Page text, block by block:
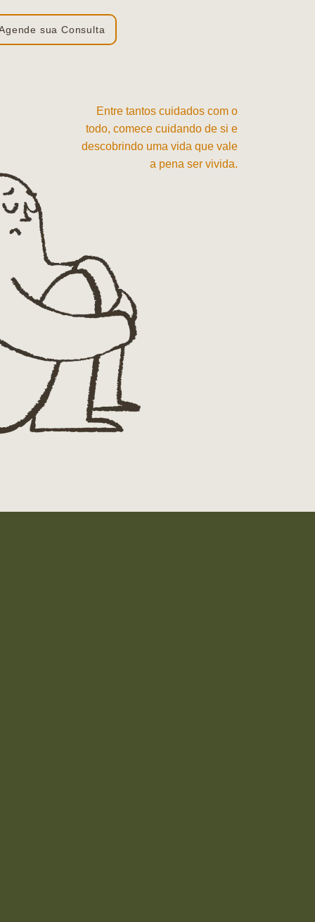
sua Consulta
Entre tantos cuidados com o
todo, comece cuidando de si e
descobrindo uma vida que vale
a pena ser vivida.